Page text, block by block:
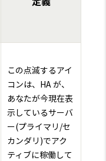
この点滅するアイ
コンは、HA が、
あなたが今現在表
示しているサーバ
ー(プライマリ/セ
カンダリ)でアク
ティブに稼働して